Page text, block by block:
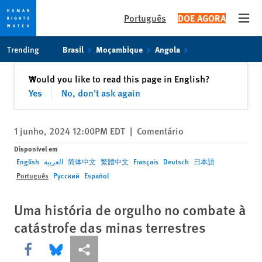
content
Português DOE AGORA
Trending Brasil Moçambique Angola
Would you like to read this page in English?
Yes
No, don't ask again
✕Fechar
1 junho, 2024 12:00PM EDT | Comentário
Disponível em
English العربية 简体中文 繁體中文 Français Deutsch 日本語
Português Русский Español
Uma história de orgulho no combate à
catástrofe das minas terrestres
Share this via Facebook
Share this via Bluesky
Share this via Compartilhar